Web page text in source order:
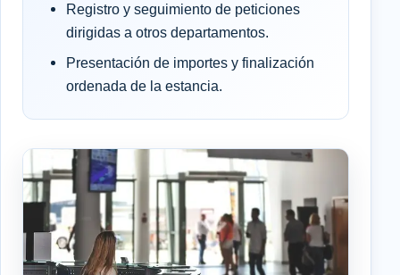
Registro y seguimiento de peticiones
dirigidas a otros departamentos.
Presentación de importes y finalización
ordenada de la estancia.